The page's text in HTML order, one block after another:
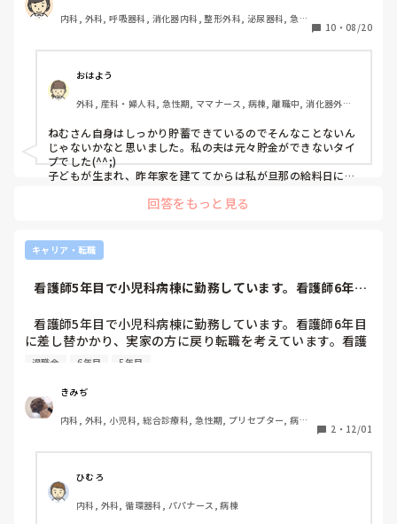
次付き合って結婚して仕事やめてから
子供のために、と親から進められ家建てて
退職金と財形で貯めた500万ほどが飛んでいきました
現在パート勤務ら子供ありで貯蓄私の100万だけ。
私の元にはお金が羽ばたく運命なのだろうか、、、。
内科, 外科, 呼吸器科, 消化器内科, 整形外科, 泌尿器科, 急性
10 ・ 08/20
おはよう
外科, 産科・婦人科, 急性期, ママナース, 病棟, 離職中, 消化器外科,
ねむさん自身はしっかり貯蓄できているのでそんなことないん
じゃないかなと思いました。私の夫は元々貯金ができないタイ
プでした(^^;)
子どもが生まれ、昨年家を建ててからは私が旦那の給料日に、
ろうまくいっています。私が育休中なのもあって金銭面的にカ
ゃなくなる気がします！
回答をもっと見る
キャリア・転職
   看護師5年目で小児科病棟に勤務しています。看護師6年目
   看護師5年目で小児科病棟に勤務しています。看護師6年目
に差し替かかり、実家の方に戻り転職を考えています。看護
師として5年間、小児科での経験しかありません。リリーフ
いわけではありませんが、知識や経験には偏りがあるので転
職する上でも不安でいます。いまの病棟自体の雰囲気はとて
も良く、アットホームで楽しいです。ですが、給与の面では
ご縁を感じられません。また、急性期なので患児の入退院も
目まぐるしく、重症心身障害児のショートステイも受けてい
るので業務量に日々波がありますが、小児＝楽である、との
印象が上の部署の方には根強いようで度々業務について揉め
退職金 6年目 5年目
きみぢ
内科, 外科, 小児科, 総合診療科, 急性期, プリセプター, 病棟,
2 ・ 12/01
ひむろ
内科, 外科, 循環器科, パパナース, 病棟